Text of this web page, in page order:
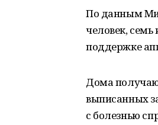
По данным
человек,
поддержке
Дома
выписанных
с болезнью